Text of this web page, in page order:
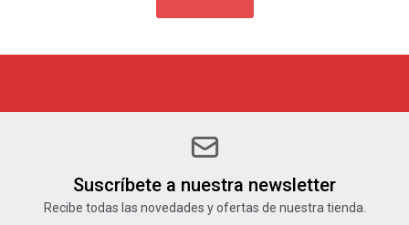
Suscríbete a nuestra newsletter
Recibe todas las novedades y ofertas de nuestra tienda.